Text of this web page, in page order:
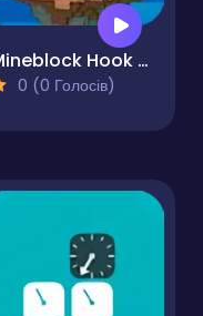
Mineblock Hook Adventure
0 (0 Голосів)